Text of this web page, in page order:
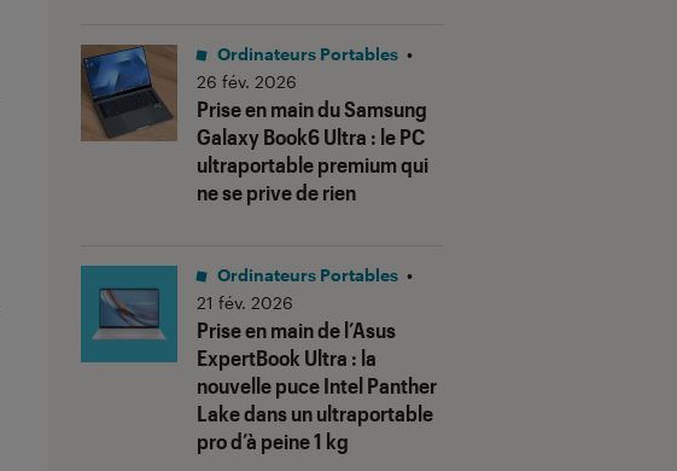
Prise en main du Samsung
Galaxy Book6 Ultra : le PC
ultraportable premium qui
ne se prive de rien
Ordinateurs Portables •
26 fév. 2026
Prise en main de l’Asus
ExpertBook Ultra : la
nouvelle puce Intel Panther
Lake dans un ultraportable
pro d’à peine 1 kg
Ordinateurs Portables •
21 fév. 2026